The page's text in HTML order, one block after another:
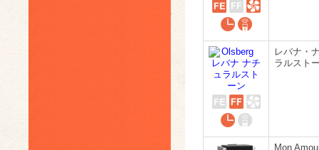
レバナ・
ラルスト
Mon